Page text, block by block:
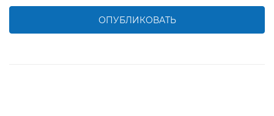
ОПУБЛИКОВАТЬ